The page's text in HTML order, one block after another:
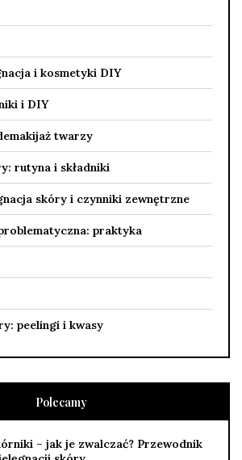
i kosmetyki DIY
i DIY
twarzy
rutyna i składniki
skóry i czynniki zewnętrzne
praktyka
peelingi i kwasy
Polecamy
– jak je zwalczać? Przewodnik